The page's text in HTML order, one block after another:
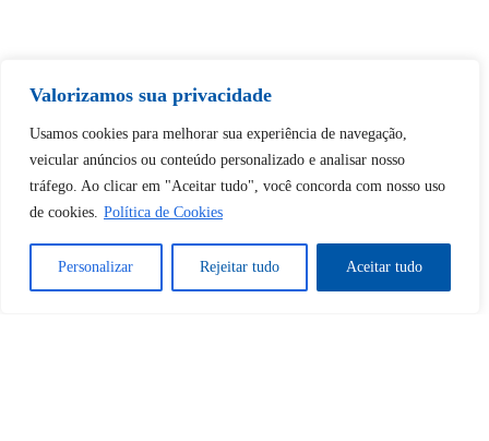
Valorizamos sua privacidade
Usamos cookies para melhorar sua experiência de navegação,
veicular anúncios ou conteúdo personalizado e analisar nosso
tráfego. Ao clicar em "Aceitar tudo", você concorda com nosso uso
de cookies. Política de Cookies
Personalizar Rejeitar tudo Aceitar tudo
Tem certeza de que deseja
desbloquear esta publicação?
Desbloquear esquerda : 0
Sim